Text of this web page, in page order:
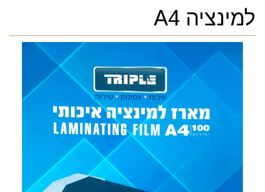
למינציה A4